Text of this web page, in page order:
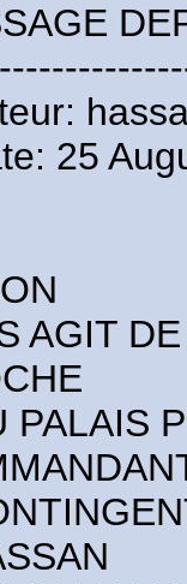
25
AGIT
PALAIS